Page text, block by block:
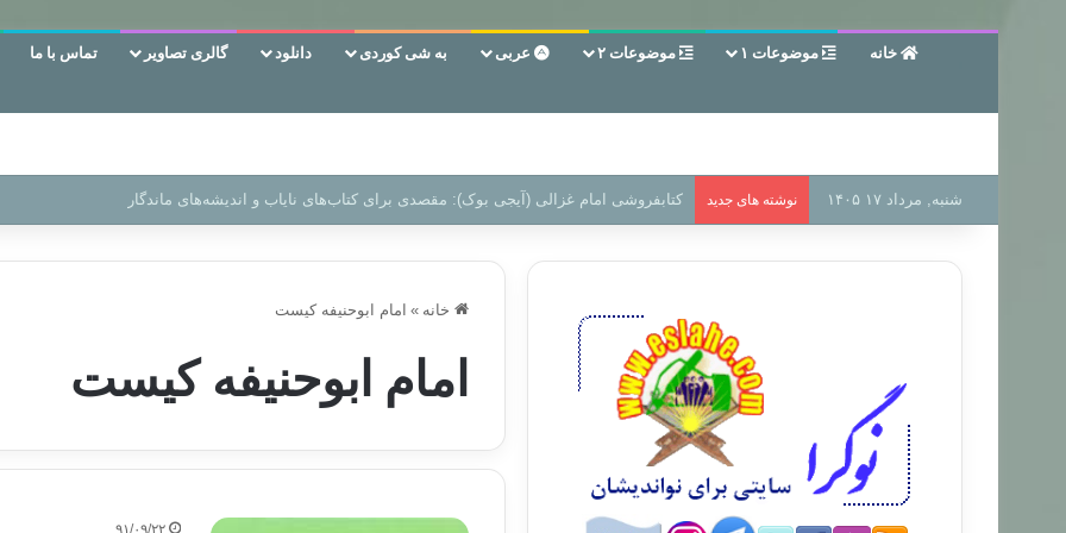
خانه موضوعات ۱ موضوعات ۲ عربی به شی کوردی دانلود گالری تصاویر تماس با ما
شنبه, مرداد ۱۷ ۱۴۰۵ نوشته های جدید سر دفتر فساد در زمین‌، دوری وکناره‌گیری از راه خداست‌!
خانه » امام ابوحنیفه کیست
امام ابوحنیفه کیست
۹۱/۰۹/۲۲